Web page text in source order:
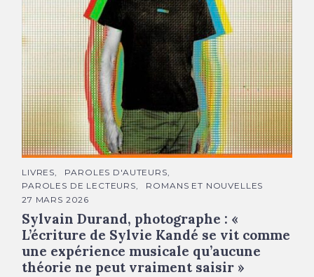
Sylvain Durand © DR
C
T
É
O
R
I
S
LIVRES
PAROLES D'AUTEURS
PAROLES DE LECTEURS
ROMANS ET NOUVELLES
27 MARS 2026
Sylvain Durand, photographe : «
L’écriture de Sylvie Kandé se vit comme
une expérience musicale qu’aucune
théorie ne peut vraiment saisir »